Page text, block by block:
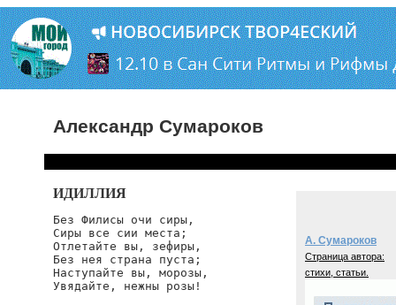
Александр Сумароков
ИДИЛЛИЯ
Без Филисы очи сиры,
Сиры все сии места;
Отлетайте вы, зефиры,
Без нея страна пуста;
Наступайте вы, морозы,
Увядайте, нежны розы!
А. Сумароков
Страница автора:
стихи, статьи.